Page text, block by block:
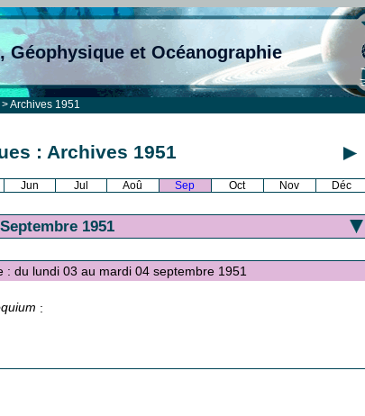
et Océanographie
> Archives 1951
: Archives 1951
Jun Jul Aoû Sep Oct Nov Déc
Septembre 1951
: du lundi 03 au mardi 04 septembre 1951
: